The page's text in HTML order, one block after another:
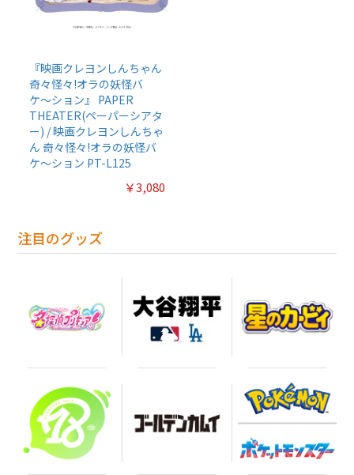
『映画クレヨンしんちゃん
奇々怪々!オラの妖怪バ
ケ〜ション』 PAPER
THEATER(ペーパーシアタ
ー) / 映画クレヨンしんちゃ
ん 奇々怪々!オラの妖怪バ
ケ〜ション PT-L125
￥3,080
注目のグッズ